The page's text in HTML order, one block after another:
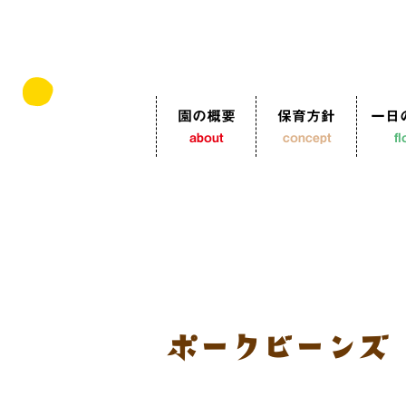
園の概要
about
保育方針
concept
一日
ポークビーン